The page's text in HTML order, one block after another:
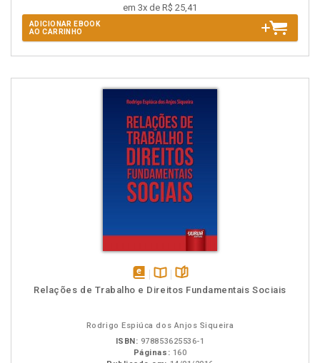
em 3x de R$ 25,41
ADICIONAR EBOOK
AO CARRINHO
disponívelDisponível
páginas
Relações de Trabalho e Direitos Fundamentais Sociais
Rodrigo Espiúca dos Anjos Siqueira
ISBN: 978853625536-1
Páginas: 160